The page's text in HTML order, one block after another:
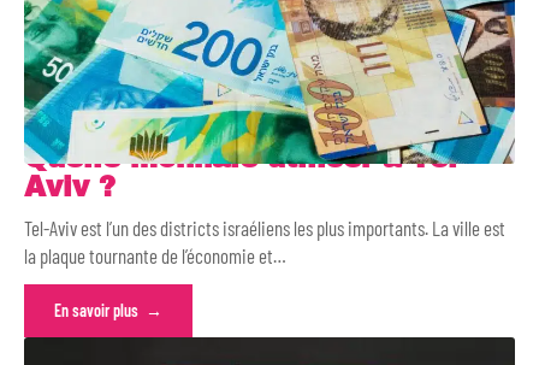
Quelle monnaie utiliser à Tel-
Aviv ?
Tel-Aviv est l’un des districts israéliens les plus importants. La ville est
la plaque tournante de l’économie et…
En savoir plus